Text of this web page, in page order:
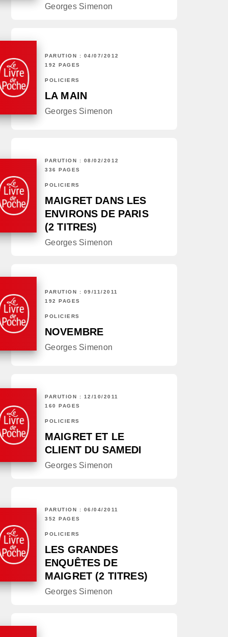
Georges Simenon
PARUTION : 04/07/2012
192 PAGES
POLICIERS
LA MAIN
Georges Simenon
PARUTION : 08/02/2012
336 PAGES
POLICIERS
MAIGRET DANS LES
ENVIRONS DE PARIS
(2 TITRES)
Georges Simenon
PARUTION : 09/11/2011
192 PAGES
POLICIERS
NOVEMBRE
Georges Simenon
PARUTION : 12/10/2011
160 PAGES
POLICIERS
MAIGRET ET LE
CLIENT DU SAMEDI
Georges Simenon
PARUTION : 06/04/2011
352 PAGES
POLICIERS
LES GRANDES
ENQUÊTES DE
MAIGRET (2 TITRES)
Georges Simenon